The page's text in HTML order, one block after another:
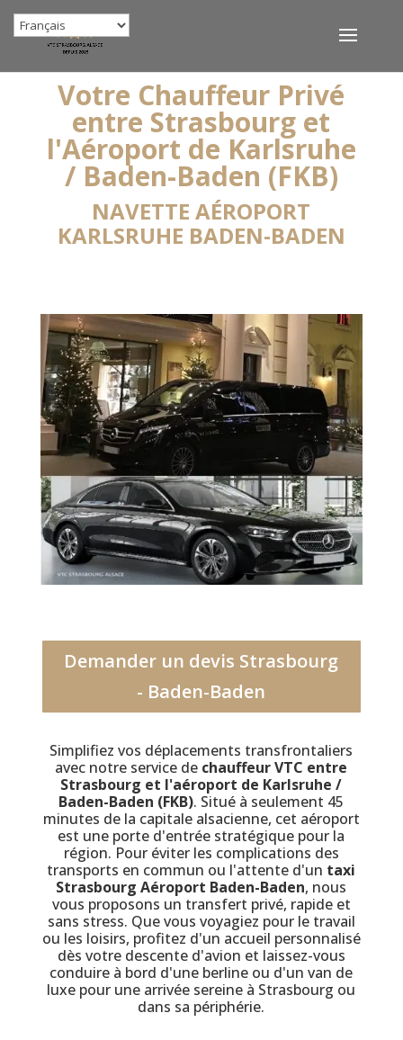
Votre Chauffeur Privé
entre Strasbourg et
l'Aéroport de Karlsruhe
/ Baden-Baden (FKB)
NAVETTE AÉROPORT
KARLSRUHE BADEN-BADEN
Demander un devis Strasbourg
- Baden-Baden
Simplifiez vos déplacements transfrontaliers
avec notre service de chauffeur VTC entre
Strasbourg et l'aéroport de Karlsruhe /
Baden-Baden (FKB). Situé à seulement 45
minutes de la capitale alsacienne, cet aéroport
est une porte d'entrée stratégique pour la
région. Pour éviter les complications des
transports en commun ou l'attente d'un taxi
Strasbourg Aéroport Baden-Baden, nous
vous proposons un transfert privé, rapide et
sans stress. Que vous voyagiez pour le travail
ou les loisirs, profitez d'un accueil personnalisé
dès votre descente d'avion et laissez-vous
conduire à bord d'une berline ou d'un van de
luxe pour une arrivée sereine à Strasbourg ou
dans sa périphérie.